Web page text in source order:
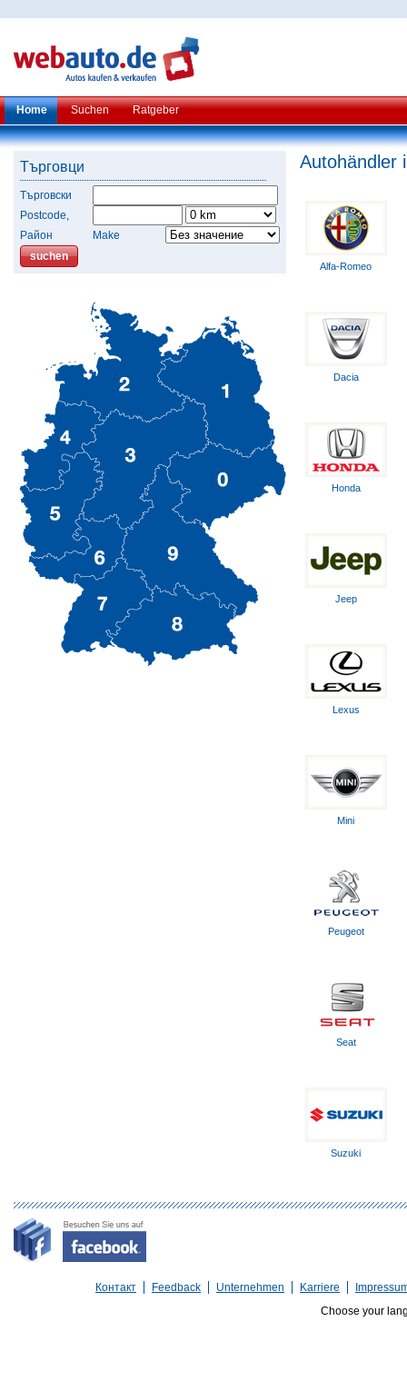
Home Suchen Ratgeber
Търговци
Търговски
Postcode,
Район
Make
Autohändler
Alfa-Romeo
Dacia
Honda
Jeep
Lexus
Mini
Peugeot
Seat
Suzuki
Контакт Feedback Unternehmen Karriere
Choose your